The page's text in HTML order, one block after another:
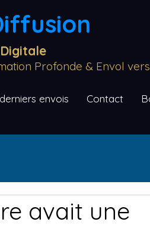
Profonde & Envol
envois Contact
avait une